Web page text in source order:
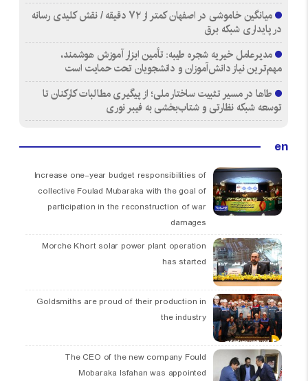
میانگین خاموشی در اصفهان کمتر از ۷۲ دقیقه / نقش کلیدی رسانه
در پایداری شبکه برق
مدیرعامل خیریه شجره طیبه: تأمین ابزار آموزش هوشمند،
مهم‌ترین نیاز دانش‌آموزان و دانشجویان تحت حمایت است
طاها در مسیر تثبیت ساختار ملی؛ از پیگیری مطالبات کارکنان تا
توسعه شبکه نظارتی و شتاب‌بخشی به فیبر نوری
en
Increase one-year budget responsibilities of
collective Foulad Mubaraka with the goal of
participation in the reconstruction of war
damages
Morche Khort solar power plant operation
has started
Goldsmiths are proud of their production in
the industry
The CEO of the new company Fould
Mobaraka Isfahan was appointed